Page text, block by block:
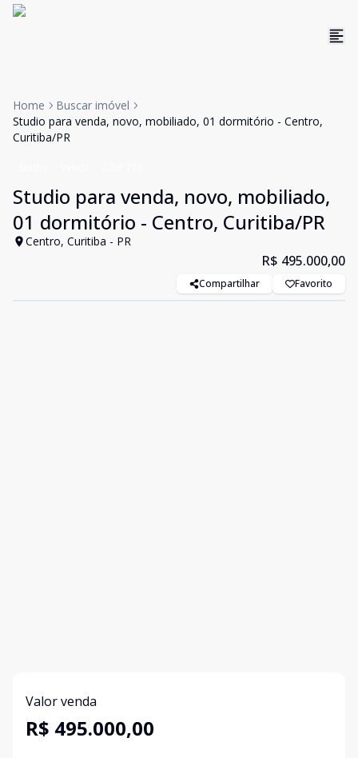
Home
Buscar imóvel
Studio para venda, novo, mobiliado, 01 dormitório - Centro,
Curitiba/PR
Studio para venda, novo, mobiliado,
01 dormitório - Centro, Curitiba/PR
Centro, Curitiba - PR
R$ 495.000,00
Compartilhar Favorito
Valor venda
R$ 495.000,00